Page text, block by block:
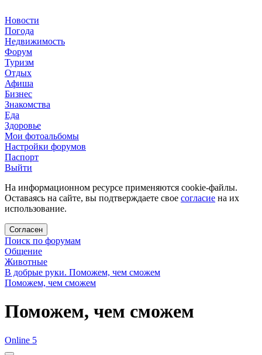
Новости
Погода
Недвижимость
Форум
Туризм
Отдых
Афиша
Бизнес
Знакомства
Еда
Здоровье
Мои фотоальбомы
Настройки форумов
Паспорт
Выйти
На информационном ресурсе применяются cookie-файлы.
Оставаясь на сайте, вы подтверждаете свое согласие на их
использование.
Согласен
Поиск по форумам
Общение
Животные
В добрые руки. Поможем, чем сможем
Поможем, чем сможем
Поможем, чем сможем
Online 5